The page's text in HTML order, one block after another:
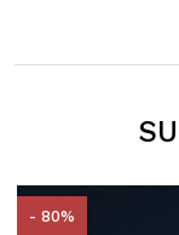
- 80%